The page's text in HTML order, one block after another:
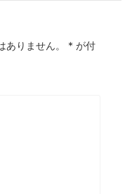
りません。 * が付